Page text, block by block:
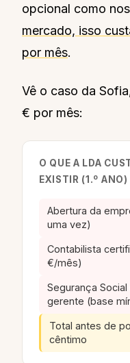
opcional como
mercado, isso
por mês.
Vê o caso da
€ por mês:
O QUE A LDA
EXISTIR (1.º ANO)
Abertura da
uma vez)
Contabilista
€/mês)
Segurança Social
gerente (base
Total antes de
cêntimo